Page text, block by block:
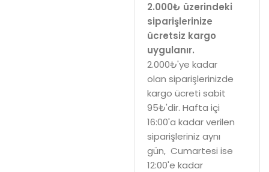
2.000₺ üzerindeki
siparişlerinize
ücretsiz kargo
uygulanır.
2.000₺'ye kadar
olan siparişlerinizde
kargo ücreti sabit
95₺'dir. Hafta içi
16:00'a kadar verilen
siparişleriniz aynı
gün, Cumartesi ise
12:00'e kadar